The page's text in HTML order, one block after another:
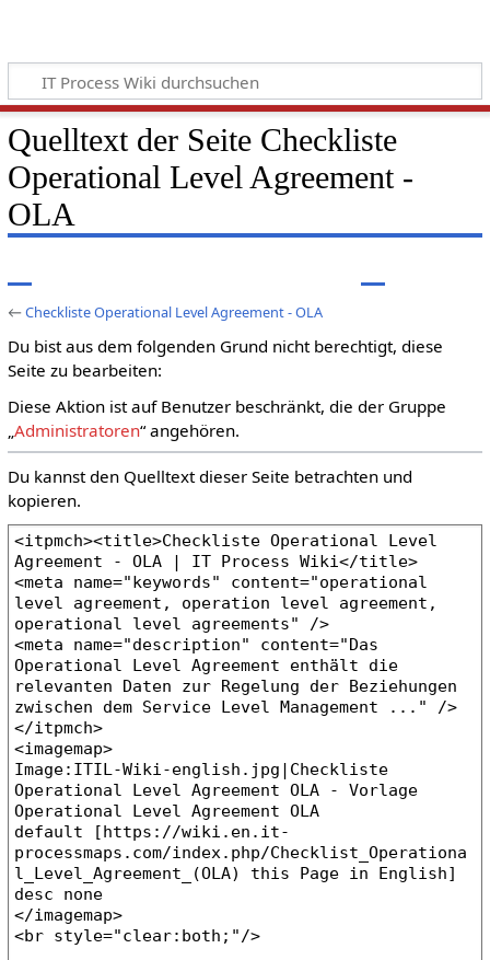
Quelltext der Seite Checkliste
Operational Level Agreement -
OLA
←Checkliste Operational Level Agreement - OLA
Du bist aus dem folgenden Grund nicht berechtigt, diese
Seite zu bearbeiten:
Diese Aktion ist auf Benutzer beschränkt, die der Gruppe
„Administratoren“ angehören.
Du kannst den Quelltext dieser Seite betrachten und
kopieren.